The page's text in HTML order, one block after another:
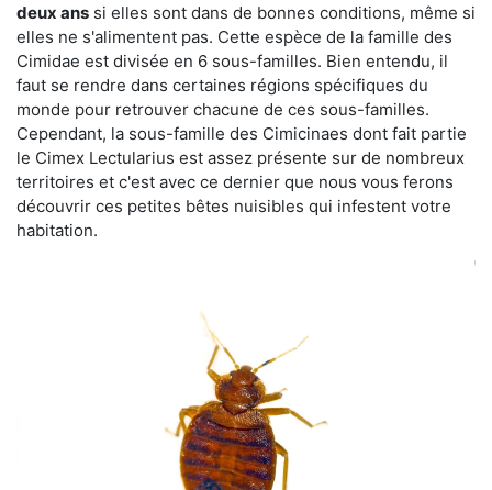
deux ans si elles sont dans de bonnes conditions, même si
elles ne s'alimentent pas. Cette espèce de la famille des
Cimidae est divisée en 6 sous-familles. Bien entendu, il
faut se rendre dans certaines régions spécifiques du
monde pour retrouver chacune de ces sous-familles.
Cependant, la sous-famille des Cimicinaes dont fait partie
le Cimex Lectularius est assez présente sur de nombreux
territoires et c'est avec ce dernier que nous vous ferons
découvrir ces petites bêtes nuisibles qui infestent votre
habitation.